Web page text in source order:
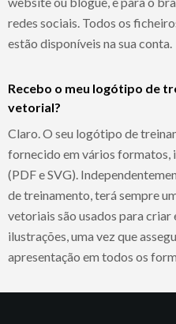
redes sociais. Todos os
estão disponíveis na sua conta.
Recebo o meu logótipo de
vetorial?
Claro. O seu logótipo de
fornecido em vários formatos,
(PDF e SVG).
de treinamento, terá sempre
vetoriais são usados para criar
ilustrações, uma vez que
apresentação em todos os